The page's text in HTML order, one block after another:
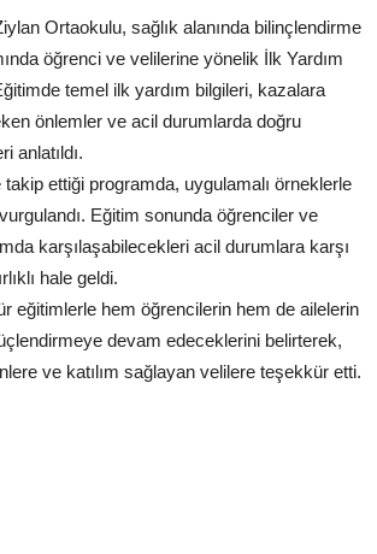
Ortaokulu, sağlık alanında bilinçlendirme
öğrenci ve velilerine yönelik İlk Yardım
temel ilk yardım bilgileri, kazalara
önlemler ve acil durumlarda doğru
anlatıldı.
takip ettiği programda, uygulamalı örneklerle
Eğitim sonunda öğrenciler ve
karşılaşabilecekleri acil durumlara karşı
hale geldi.
eğitimlerle hem öğrencilerin hem de ailelerin
devam edeceklerini belirterek,
ve katılım sağlayan velilere teşekkür etti.